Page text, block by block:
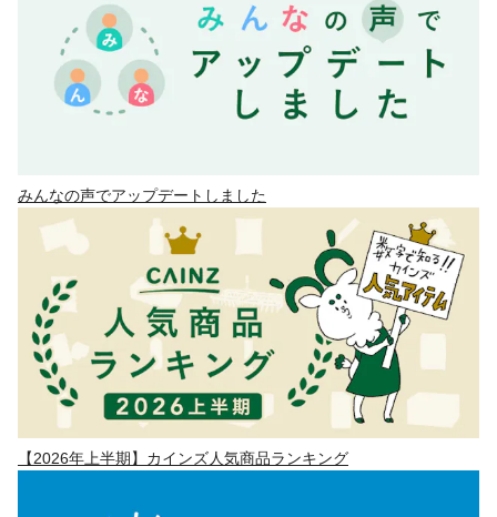
みんなの声でアップデートしました
【2026年上半期】カインズ人気商品ランキング